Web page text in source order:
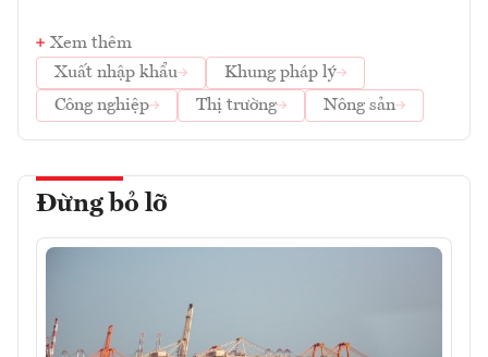
Xem thêm
Xuất nhập khẩu
Khung pháp lý
Công nghiệp
Thị trường Nông sản
Đừng bỏ lỡ